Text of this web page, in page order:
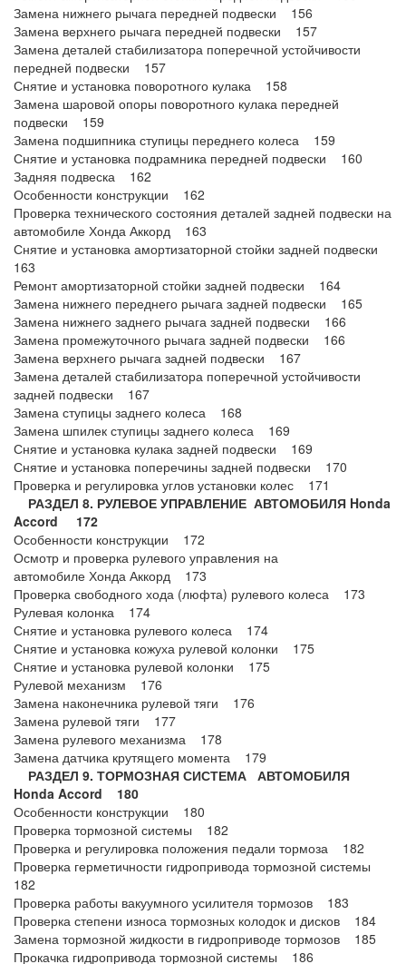
Замена нижнего рычага передней подвески 156
Замена верхнего рычага передней подвески 157
Замена деталей стабилизатора поперечной устойчивости
передней подвески 157
Снятие и установка поворотного кулака 158
Замена шаровой опоры поворотного кулака передней
подвески 159
Замена подшипника ступицы переднего колеса 159
Снятие и установка подрамника передней подвески 160
Задняя подвеска 162
Особенности конструкции 162
Проверка технического состояния деталей задней подвески на
автомобиле Хонда Аккорд 163
Снятие и установка амортизаторной стойки задней подвески
163
Ремонт амортизаторной стойки задней подвески 164
Замена нижнего переднего рычага задней подвески 165
Замена нижнего заднего рычага задней подвески 166
Замена промежуточного рычага задней подвески 166
Замена верхнего рычага задней подвески 167
Замена деталей стабилизатора поперечной устойчивости
задней подвески 167
Замена ступицы заднего колеса 168
Замена шпилек ступицы заднего колеса 169
Снятие и установка кулака задней подвески 169
Снятие и установка поперечины задней подвески 170
Проверка и регулировка углов установки колес 171
РАЗДЕЛ 8. РУЛЕВОЕ УПРАВЛЕНИЕ АВТОМОБИЛЯ Honda
Accord 172
Особенности конструкции 172
Осмотр и проверка рулевого управления на
автомобиле Хонда Аккорд 173
Проверка свободного хода (люфта) рулевого колеса 173
Рулевая колонка 174
Снятие и установка рулевого колеса 174
Снятие и установка кожуха рулевой колонки 175
Снятие и установка рулевой колонки 175
Рулевой механизм 176
Замена наконечника рулевой тяги 176
Замена рулевой тяги 177
Замена рулевого механизма 178
Замена датчика крутящего момента 179
РАЗДЕЛ 9. ТОРМОЗНАЯ СИСТЕМА АВТОМОБИЛЯ
Honda Accord 180
Особенности конструкции 180
Проверка тормозной системы 182
Проверка и регулировка положения педали тормоза 182
Проверка герметичности гидропривода тормозной системы
182
Проверка работы вакуумного усилителя тормозов 183
Проверка степени износа тормозных колодок и дисков 184
Замена тормозной жидкости в гидроприводе тормозов 185
Прокачка гидропривода тормозной системы 186